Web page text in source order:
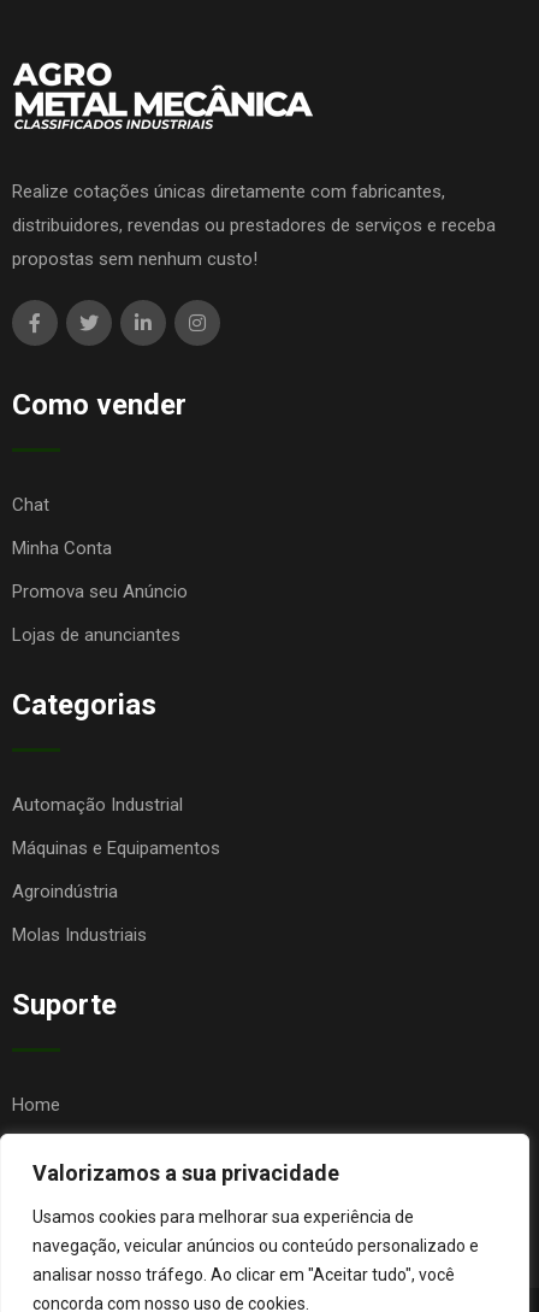
Valorizamos a sua privacidade
Usamos cookies para melhorar sua experiência de
navegação, veicular anúncios ou conteúdo personalizado e
analisar nosso tráfego. Ao clicar em "Aceitar tudo", você
concorda com nosso uso de cookies.
Realize cotações únicas diretamente com fabricantes,
distribuidores, revendas ou prestadores de serviços e receba
propostas sem nenhum custo!
Como vender
Chat
Minha Conta
Promova seu Anúncio
Lojas de anunciantes
Categorias
Automação Industrial
Máquinas e Equipamentos
Agroindústria
Molas Industriais
Suporte
Home